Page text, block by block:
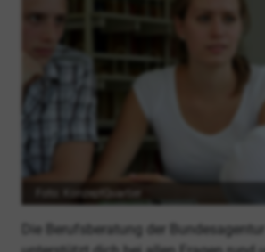
Die Berufsberatung der Bundesagentur